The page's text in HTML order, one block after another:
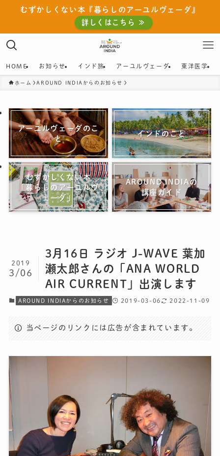
むずかしくない本『暮らしのアーユルヴェーダ』
詳しくはこちら ≫
HOME お知らせ インド旅 アーユルヴェーダ 東洋医学
ホーム AROUND INDIAからのお知らせ
アーユルヴェーダのこ
と
インドのこと
むずかしくない本
「暮らしのアーユルヴ
ェーダ」
AROUND INDIAの
講座ガイド
3月16日 ラジオ J-WAVE 葉加
瀬太郎さんの「ANA WORLD
AIR CURRENT」出演します
2019
3/06
AROUND INDIAからのお知らせ 2019-03-06 2022-11-09
当ページのリンクには広告が含まれています。